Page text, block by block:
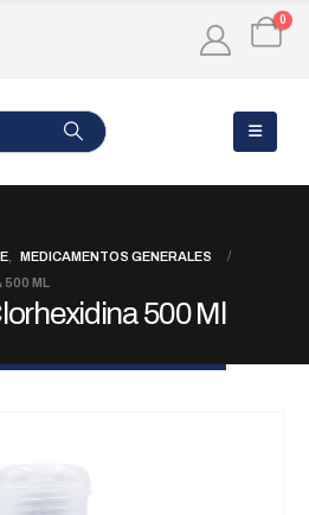
0
MEDICAMENTOS GENERALES
500 ML
500 Ml